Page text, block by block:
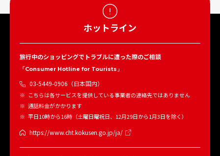
ホットライン
旅行中のショッピングでトラブルに遭った際のご相談
「Consumer Hotline for Tourists」
03-5449-0906（日本国内）
こちらは各サービスを提供している事業者の連絡先ではありません
通話料金がかかります
平日10時から16時（土曜日曜祝日、12月29日から1月3日を除く）
https://www.cht.kokusen.go.jp/ja/